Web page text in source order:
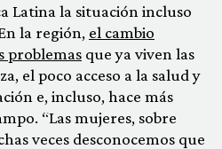
Latina la situación incluso
la región, el cambio
problemas que ya viven las
el poco acceso a la salud y
e, incluso, hace más
“Las mujeres, sobre
veces desconocemos que